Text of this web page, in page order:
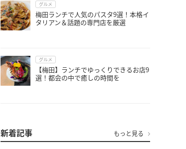
グルメ
梅田ランチで人気のパスタ9選！本格イ
タリアン＆話題の専門店を厳選
グルメ
【梅田】ランチでゆっくりできるお店9
選！都会の中で癒しの時間を
新着記事 もっと見る